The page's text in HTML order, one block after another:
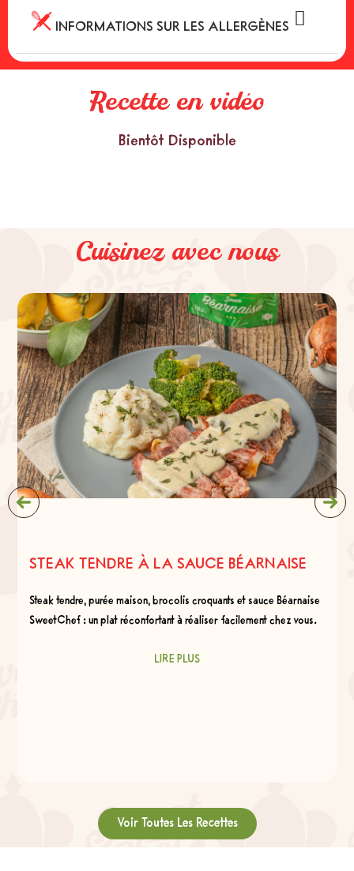
INFORMATIONS SUR LES ALLERGÈNES
Recette en vidéo
Bientôt Disponible
Cuisinez avec nous
STEAK TENDRE À LA SAUCE BÉARNAISE
Steak tendre, purée maison, brocolis croquants et sauce Béarnaise
SweetChef : un plat réconfortant à réaliser facilement chez vous.
LIRE PLUS
Voir Toutes Les Recettes